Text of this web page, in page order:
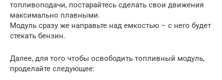
топливоподачи, постарайтесь сделать свои движения
максимально плавными.
Модуль сразу же направьте над емкостью – с него будет
стекать бензин.
Далее, для того чтобы освободить топливный модуль,
проделайте следующее: